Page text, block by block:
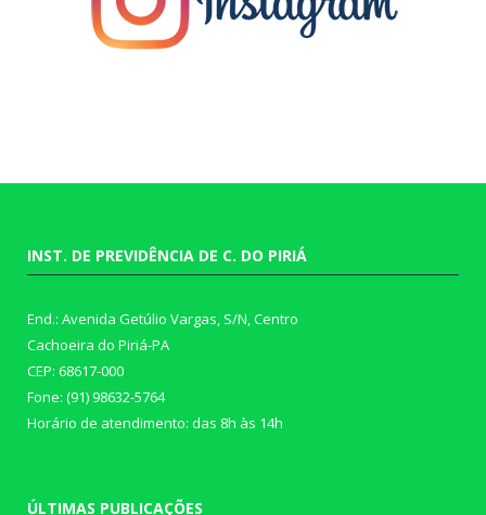
INST. DE PREVIDÊNCIA DE C. DO PIRIÁ
End.: Avenida Getúlio Vargas, S/N, Centro
Cachoeira do Piriá-PA
CEP: 68617-000
Fone: (91) 98632-5764
Horário de atendimento: das 8h às 14h
ÚLTIMAS PUBLICAÇÕES